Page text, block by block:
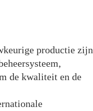
productie zijn
de kwaliteit en de